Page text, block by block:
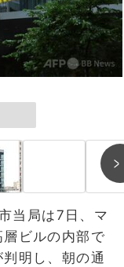
当局は7日、マ
ビルの内部で
明し、朝の通